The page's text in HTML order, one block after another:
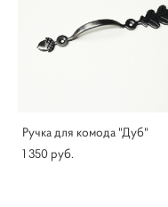
Ручка для комода "Дуб"
1 350 pуб.